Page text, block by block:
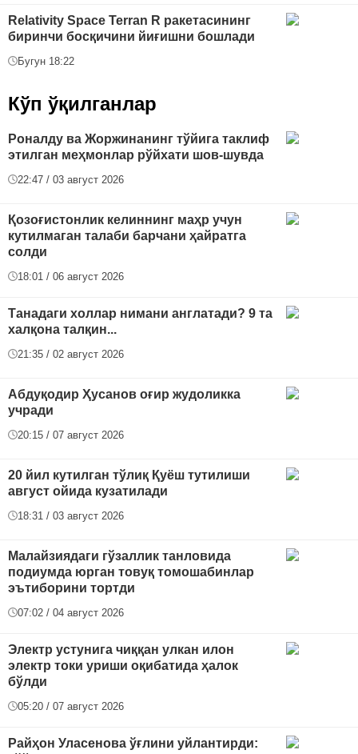
Relativity Space Terran R ракетасининг
биринчи босқичини йиғишни бошлади
Бугун 18:22
Кўп ўқилганлар
Роналду ва Жоржинанинг тўйига таклиф
этилган меҳмонлар рўйхати шов-шувда
22:47 / 03 август 2026
Қозоғистонлик келиннинг маҳр учун
кутилмаган талаби барчани ҳайратга
солди
18:01 / 06 август 2026
Танадаги холлар нимани англатади? 9 та
халқона талқин...
21:35 / 02 август 2026
Абдуқодир Ҳусанов оғир жудоликка
учради
20:15 / 07 август 2026
20 йил кутилган тўлиқ Қуёш тутилиши
август ойида кузатилади
18:31 / 03 август 2026
Малайзиядаги гўзаллик танловида
подиумда юрган товуқ томошабинлар
эътиборини тортди
07:02 / 04 август 2026
Электр устунига чиққан улкан илон
электр токи уриши оқибатида ҳалок
бўлди
05:20 / 07 август 2026
Райҳон Уласенова ўғлини уйлантирди: